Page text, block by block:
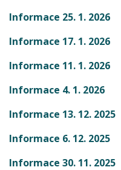
Informace 25. 1. 2026
Informace 17. 1. 2026
Informace 11. 1. 2026
Informace 4. 1. 2026
Informace 13. 12. 2025
Informace 6. 12. 2025
Informace 30. 11. 2025